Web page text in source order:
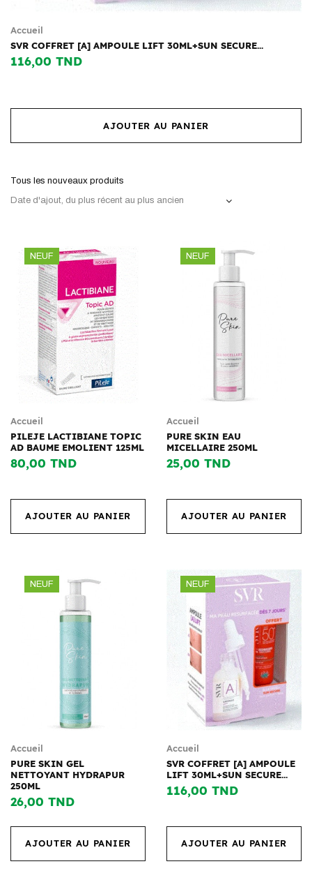
Accueil
SVR COFFRET [A] AMPOULE LIFT 30ML+SUN SECURE...
116,00 TND
AJOUTER AU PANIER
Tous les nouveaux produits
Date d'ajout, du plus récent au plus ancien
NEUF
Accueil
PILEJE LACTIBIANE TOPIC
AD BAUME EMOLIENT 125ML
80,00 TND
AJOUTER AU PANIER
NEUF
Accueil
PURE SKIN EAU
MICELLAIRE 250ML
25,00 TND
AJOUTER AU PANIER
NEUF
Accueil
PURE SKIN GEL
NETTOYANT HYDRAPUR
250ML
26,00 TND
AJOUTER AU PANIER
NEUF
Accueil
SVR COFFRET [A] AMPOULE
LIFT 30ML+SUN SECURE...
116,00 TND
AJOUTER AU PANIER